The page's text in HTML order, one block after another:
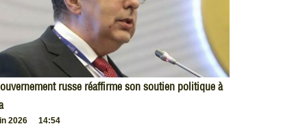
russe réaffirme son soutien politique à
2026 14:54